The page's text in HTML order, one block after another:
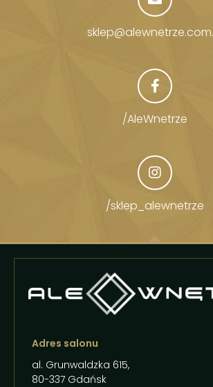
/AleWnetrze
/sklep_alewnetrze
Adres salonu
al. Grunwaldzka 615,
80-337 Gdańsk